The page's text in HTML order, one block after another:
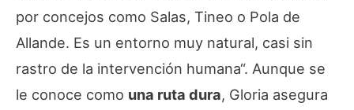
por concejos como Salas, Tineo o Pola de
Allande. Es un entorno muy natural, casi sin
rastro de la intervención humana“. Aunque se
le conoce como una ruta dura, Gloria asegura